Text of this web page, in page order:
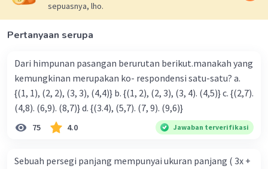
sepuasnya, lho.
Pertanyaan serupa
Dari himpunan pasangan berurutan berikut.manakah yang
kemungkinan merupakan ko- respondensi satu-satu? a.
{(1, 1), (2, 2), (3, 3), (4,4)} b. {(1, 2), (2, 3), (3, 4). (4,5)} c. {(2,7).
(4,8). (6,9). (8,7)} d. {(3.4), (5,7). (7, 9). (9,6)}
75 4.0 Jawaban terverifikasi
Sebuah persegi panjang mempunyai ukuran panjang ( 3x +